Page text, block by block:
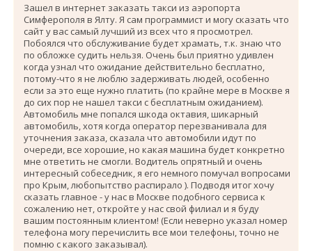
Зашел в интернет заказать такси из аэропорта
Симферополя в Ялту. Я сам программист и могу сказать что
сайт у вас самый лучший из всех что я просмотрел.
Побоялся что обслуживание будет храмать, т.к. знаю что
по обложке судить нельзя. Очень был приятно удивлен
когда узнал что ожидание действительно бесплатно,
потому-что я не люблю задерживать людей, особенно
если за это еще нужно платить (по крайне мере в Москве я
до сих пор не нашел такси с бесплатным ожиданием).
Автомобиль мне попался шкода октавия, шикарный
автомобиль, хотя когда оператор перезванивала для
уточнения заказа, сказала что автомобили идут по
очереди, все хорошие, но какая машина будет конкретно
мне ответить не смогли. Водитель опрятный и очень
интересный собеседник, я его немного помучал вопросами
про Крым, любопытство распирало ). Подводя итог хочу
сказать главное - у нас в Москве подобного сервиса к
сожалению нет, откройте у нас свой филиал и я буду
вашим постоянным клиентом! (Если неверно указал номер
телефона могу перечислить все мои телефоны, точно не
помню с какого заказывал).